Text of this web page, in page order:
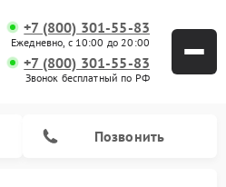
+7 (800) 301-55-83
Ежедневно, с 10:00 до 20:00
+7 (800) 301-55-83
Звонок бесплатный по РФ
Позвонить